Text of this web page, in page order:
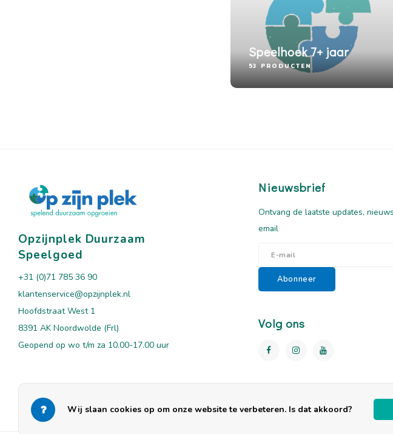
Speelhoek 7+ jaar
53 PRODUCTEN
Opzijnplek Duurzaam
Speelgoed
+31 (0)71 785 36 90
klantenservice@opzijnplek.nl
Hoofdstraat West 1
8391 AK Noordwolde (Frl)
Geopend op wo t/m za 10.00-17.00 uur
Nieuwsbrief
Ontvang de laatste updates,
email
Abonneer
Volg ons
Wij slaan cookies op om onze website te verbeteren. Is dat akkoord?